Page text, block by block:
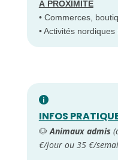
À PROXIMITÉ
• Commerces,
• Activités
INFOS
🐶 Animaux admis
€/jour ou 35 €/